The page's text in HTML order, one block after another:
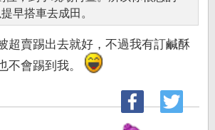
早搭車去成田。
超賣踢出去就好，不過我有訂鹹酥
不會踢到我。